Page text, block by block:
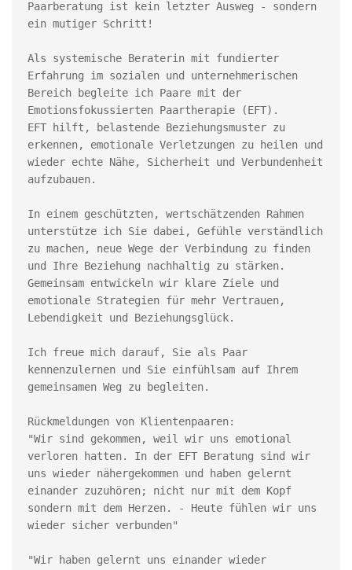
Paarberatung ist kein letzter Ausweg - sondern
ein mutiger Schritt!
Als systemische Beraterin mit fundierter
Erfahrung im sozialen und unternehmerischen
Bereich begleite ich Paare mit der
Emotionsfokussierten Paartherapie (EFT).
EFT hilft, belastende Beziehungsmuster zu
erkennen, emotionale Verletzungen zu heilen und
wieder echte Nähe, Sicherheit und Verbundenheit
aufzubauen.
In einem geschützten, wertschätzenden Rahmen
unterstütze ich Sie dabei, Gefühle verständlich
zu machen, neue Wege der Verbindung zu finden
und Ihre Beziehung nachhaltig zu stärken.
Gemeinsam entwickeln wir klare Ziele und
emotionale Strategien für mehr Vertrauen,
Lebendigkeit und Beziehungsglück.
Ich freue mich darauf, Sie als Paar
kennenzulernen und Sie einfühlsam auf Ihrem
gemeinsamen Weg zu begleiten.
Rückmeldungen von Klientenpaaren:
"Wir sind gekommen, weil wir uns emotional
verloren hatten. In der EFT Beratung sind wir
uns wieder nähergekommen und haben gelernt
einander zuzuhören; nicht nur mit dem Kopf
sondern mit dem Herzen. - Heute fühlen wir uns
wieder sicher verbunden"
"Wir haben gelernt uns einander wieder